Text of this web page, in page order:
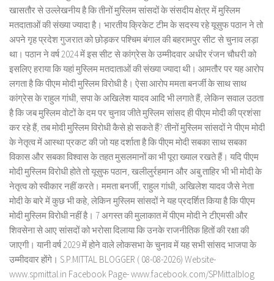
खासतौर से उल्लेखनीय है कि तीनों मुस्लिम सांसदों के संसदीय क्षेत्र में मुस्लिम
मतदाताओं की संख्या ज्यादा है। भारतीय क्रिकेट टीम के सदस्य रहे यूसुफ पठान ने तो
अपने गृह प्रदेश गुजरात को छोड़कर पश्चिम बंगाल की बहरामपुर सीट से चुनाव लड़ा
था। पठान ने वर्ष 2024 में इस सीट से कांग्रेस के उम्मीदवार अधीर रंजन चौधरी को
इसलिए हराया कि यहां मुस्लिम मतदाताओं की संख्या ज्यादा थी। आमतौर पर यह आरोप
लगता है कि पीएम मोदी मुस्लिम विरोधी है। ऐसा आरोप ममता बनर्जी के साथ साथ
कांग्रेस के राहुल गांधी, सपा के अखिलेश यादव आदि भी लगाते हैं, लेकिन सवाल उठता
है कि जब मुस्लिम वोटों के दम पर चुनाव जीते मुस्लिम सांसद ही पीएम मोदी की प्रशंसा
कर रहे हैं, तब मोदी मुस्लिम विरोधी कैसे हो सकते हैं? तीनों मुस्लिम सांसदों ने पीएम मोदी
के नेतृत्व में आस्था प्रकट की जो यह दर्शाता है कि पीएम मोदी सबका साथ सबका
विकास और सबका विश्वास के तहत मुसलमानों का भी पूरा ख्याल रखते हैं। यदि पीएम
मोदी मुस्लिम विरोधी होते तो यूसुफ पठान, खलीलुर्रहमान और अबु ताहिर भी भी मोदी के
नेतृत्व को स्वीकार नहीं करते। ममता बनर्जी, राहुल गांधी, अखिलेश यादव जैसे नेता
मोदी के बारे में कुछ भी कहे, लेकिन मुस्लिम सांसदों ने यह प्रदर्शित किया है कि पीएम
मोदी मुस्लिम विरोधी नहीं है। 7 अगस्त की मुलाकात में पीएम मोदी ने टीएमसी और
शिवसेना से आए सांसदों को भरोसा दिलाया कि उनके राजनीतिक हितों की रक्षा की
जाएगी। यानी वर्ष 2029 में होने वाले लोकसभा के चुनाव में यह सभी सांसद भाजपा के
उम्मीदवार होंगे। S.P.MITTAL BLOGGER ( 08-08-2026) Website-
www.spmittal.in Facebook Page- www.facebook.com/SPMittalblog